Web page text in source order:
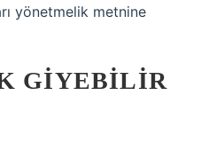
yönetmelik metnine
GIYEBILIR